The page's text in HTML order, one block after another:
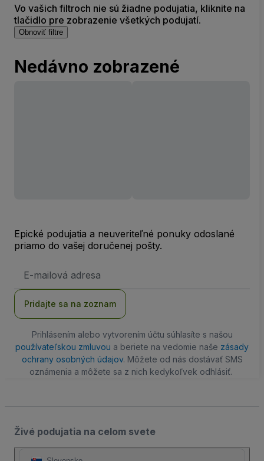
Vo vašich filtroch nie sú žiadne podujatia, kliknite na
tlačidlo pre zobrazenie všetkých podujatí.
Obnoviť filtre
Nedávno zobrazené
Epické podujatia a neuveriteľné ponuky odoslané
priamo do vašej doručenej pošty.
mailová
Pridajte sa na zoznam
Prihlásením alebo vytvorením účtu súhlasíte s našou
používateľskou zmluvou a beriete na vedomie naše zásady
ochrany osobných údajov. Môžete od nás dostávať SMS
oznámenia a môžete sa z nich kedykoľvek odhlásiť.
Živé podujatia na celom svete